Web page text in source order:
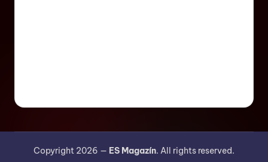
Copyright 2026 — ES Magazín. All rights reserved.